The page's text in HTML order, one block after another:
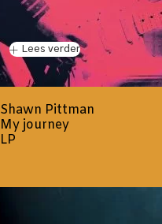
Lees verder
Shawn Pittman
My journey
LP